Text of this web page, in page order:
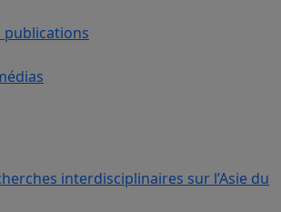
publications
interdisciplinaires sur l’Asie du